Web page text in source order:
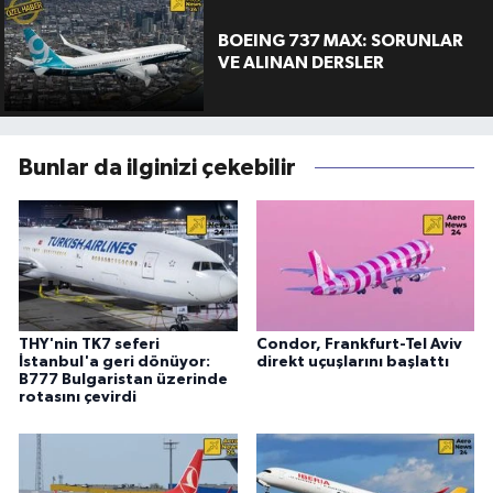
BOEING 737 MAX: SORUNLAR
VE ALINAN DERSLER
Bunlar da ilginizi çekebilir
THY'nin TK7 seferi
İstanbul'a geri dönüyor:
B777 Bulgaristan üzerinde
rotasını çevirdi
Condor, Frankfurt-Tel Aviv
direkt uçuşlarını başlattı